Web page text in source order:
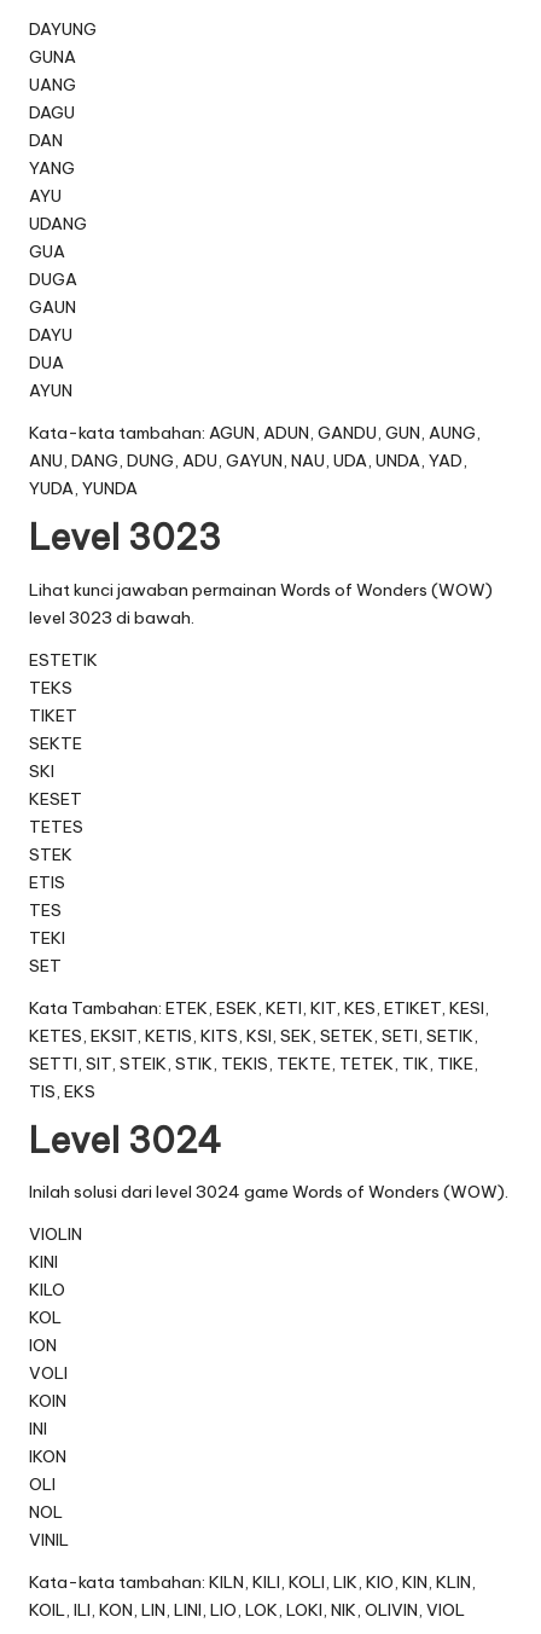
DAYUNG
GUNA
UANG
DAGU
DAN
YANG
AYU
UDANG
GUA
DUGA
GAUN
DAYU
DUA
AYUN
Kata-kata tambahan: AGUN, ADUN, GANDU, GUN, AUNG,
ANU, DANG, DUNG, ADU, GAYUN, NAU, UDA, UNDA, YAD,
YUDA, YUNDA
Level 3023
Lihat kunci jawaban permainan Words of Wonders (WOW)
level 3023 di bawah.
ESTETIK
TEKS
TIKET
SEKTE
SKI
KESET
TETES
STEK
ETIS
TES
TEKI
SET
Kata Tambahan: ETEK, ESEK, KETI, KIT, KES, ETIKET, KESI,
KETES, EKSIT, KETIS, KITS, KSI, SEK, SETEK, SETI, SETIK,
SETTI, SIT, STEIK, STIK, TEKIS, TEKTE, TETEK, TIK, TIKE,
TIS, EKS
Level 3024
Inilah solusi dari level 3024 game Words of Wonders (WOW).
VIOLIN
KINI
KILO
KOL
ION
VOLI
KOIN
INI
IKON
OLI
NOL
VINIL
Kata-kata tambahan: KILN, KILI, KOLI, LIK, KIO, KIN, KLIN,
KOIL, ILI, KON, LIN, LINI, LIO, LOK, LOKI, NIK, OLIVIN, VIOL